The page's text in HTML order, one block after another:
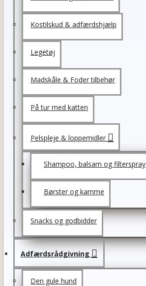
Kostilskud & adfærdshjælp
Legetøj
Madskåle & Foder tilbehør
På tur med katten
Pelspleje & loppemidler
Shampoo, balsam og filterspray
Børster og kamme
Snacks og godbidder
Adfærdsrådgivning
Den gule hund